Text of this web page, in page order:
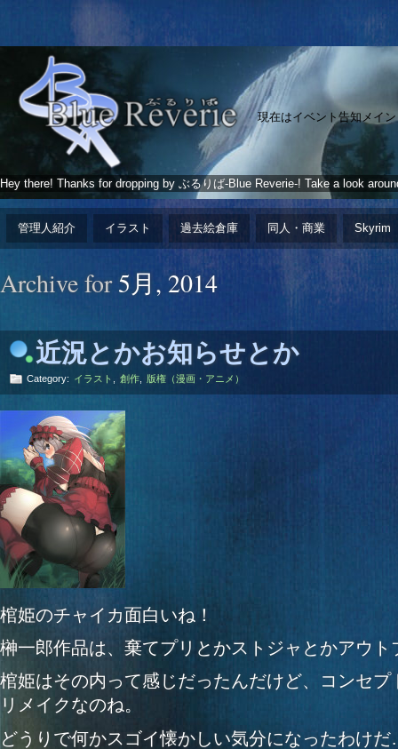
現在はイベント告知メイン
Hey there! Thanks for dropping by ぶるりば-Blue Reverie-! Take a look
管理人紹介 イラスト 過去絵倉庫 同人・商業 Skyrim
Archive for5月, 2014
近況とかお知らせとか
Category: イラスト 創作 版権（漫画・アニメ）
棺姫のチャイカ面白いね！
榊一郎作品は、棄てプリとかストジャとかアウ
棺姫はその内って感じだったんだけど、コンセ
リメイクなのね。
どうりで何かスゴイ懐かしい気分になったわけ